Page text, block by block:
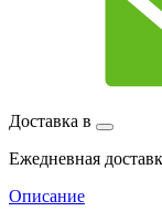
Доставка в
Ежедневная
Описание